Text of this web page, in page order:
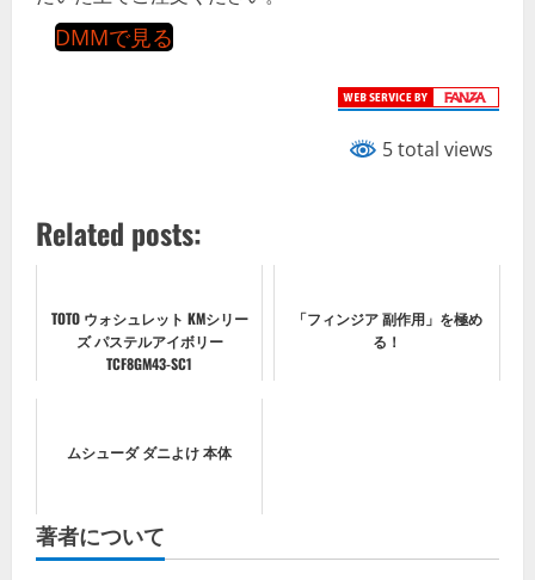
DMMで見る
5 total views
Related posts:
TOTO ウォシュレット KMシリー
ズ パステルアイボリー
TCF8GM43-SC1
「フィンジア 副作用」を極め
る！
ムシューダ ダニよけ 本体
著者について